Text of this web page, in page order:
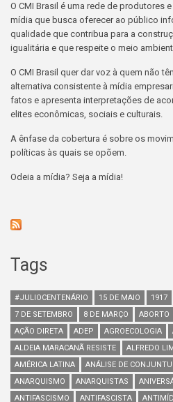
O CMI Brasil é uma rede de produtores
mídia que busca oferecer ao público
qualidade que contribua para a
igualitária e que respeite o meio
O CMI Brasil quer dar voz à quem não
alternativa consistente à mídia
fatos e apresenta interpretações de
elites econômicas, sociais e culturais.
A ênfase da cobertura é sobre os
políticas às quais se opõem.
Odeia a mídia? Seja a mídia!
Tags
#JULIOCENTENÁRIO 15 DE MAIO 1917
7 DE SETEMBRO
8 DE MARÇO ABORTO
AÇÃO DIRETA
ADEP AGROECOLOGIA
ALDEIA MARACANÃ RESISTE
ALFREDO
AMÉRICA LATINA
ANÁLISE DE
ANARQUISMO
ANARQUISTAS
ANTIFASCISMO
ANTIFASCISTA